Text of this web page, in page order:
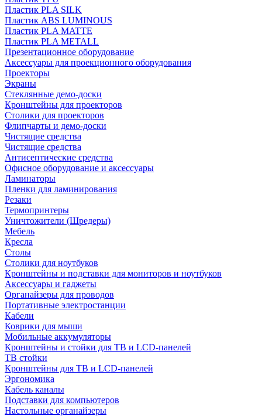
Пластик PLA SILK
Пластик ABS LUMINOUS
Пластик PLA MATTE
Пластик PLA METALL
Презентационное оборудование
Аксессуары для проекционного оборудования
Проекторы
Экраны
Стеклянные демо-доски
Кронштейны для проекторов
Столики для проекторов
Флипчарты и демо-доски
Чистящие средства
Чистящие средства
Антисептические средства
Офисное оборудование и аксессуары
Ламинаторы
Пленки для ламинирования
Резаки
Термопринтеры
Уничтожители (Шредеры)
Мебель
Кресла
Столы
Столики для ноутбуков
Кронштейны и подставки для мониторов и ноутбуков
Аксессуары и гаджеты
Органайзеры для проводов
Портативные электростанции
Кабели
Коврики для мыши
Мобильные аккумуляторы
Кронштейны и стойки для ТВ и LCD-панелей
ТВ стойки
Кронштейны для ТВ и LCD-панелей
Эргономика
Кабель каналы
Подставки для компьютеров
Настольные органайзеры